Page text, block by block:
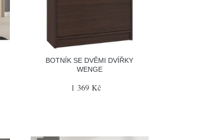
BOTNÍK SE DVĚMI DVÍŘKY
WENGE
1 369 Kč